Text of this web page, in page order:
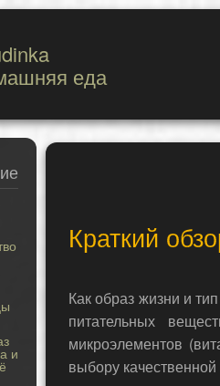
еда
и
Краткий
Как образ жизни и
питательных
микроэлементов
выбору качественной